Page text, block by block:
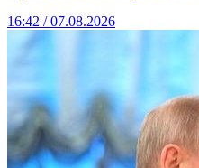
16:42 / 07.08.2026